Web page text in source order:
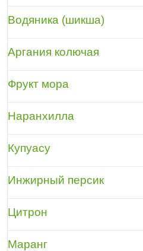
Водяника (шикша)
Аргания колючая
Фрукт мора
Наранхилла
Купуасу
Инжирный персик
Цитрон
Маранг